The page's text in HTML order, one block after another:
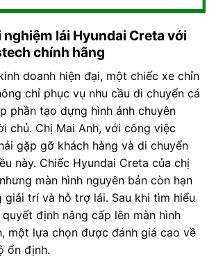
nghiệm lái Hyundai Creta với
chính hãng
doanh hiện đại, một chiếc xe chỉn
chỉ phục vụ nhu cầu di chuyển cá
phần tạo dựng hình ảnh chuyên
chủ. Chị Mai Anh, với công việc
gặp gỡ khách hàng và di chuyển
này. Chiếc Hyundai Creta của chị
màn hình nguyên bản còn hạn
giải trí và hỗ trợ lái. Sau khi tìm hiểu
định nâng cấp lên màn hình
một lựa chọn được đánh giá cao về
ổn định.